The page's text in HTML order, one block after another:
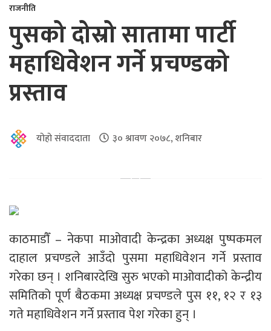
राजनीति
पुसको दोस्रो सातामा पार्टी
महाधिवेशन गर्ने प्रचण्डको
प्रस्ताव
योहो संवाददाता ३० श्रावण २०७८, शनिबार
काठमाडौँ – नेकपा माओवादी केन्द्रका अध्यक्ष पुष्पकमल
दाहाल प्रचण्डले आउँदो पुसमा महाधिवेशन गर्ने प्रस्ताव
गरेका छन् । शनिबारदेखि सुरु भएको माओवादीको केन्द्रीय
समितिको पूर्ण बैठकमा अध्यक्ष प्रचण्डले पुस ११, १२ र १३
गते महाधिवेशन गर्ने प्रस्ताव पेश गरेका हुन् ।